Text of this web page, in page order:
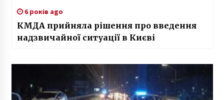
6 років ago
КМДА прийняла рішення про введення
надзвичайної ситуації в Києві